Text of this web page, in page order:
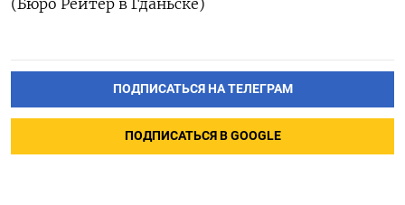
(Бюро Рейтер в Гданьске)
ПОДПИСАТЬСЯ НА ТЕЛЕГРАМ
ПОДПИСАТЬСЯ В GOOGLE